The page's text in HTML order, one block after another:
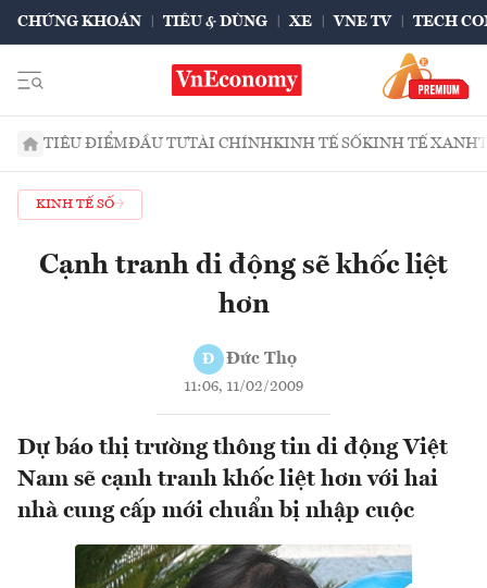
CHỨNG KHOÁN TIÊU & DÙNG XE VNE TV TECH
TIÊU ĐIỂMĐẦU TƯTÀI CHÍNHKINH TẾ SỐKINH TẾ XANH
KINH TẾ SỐ
Cạnh tranh di động sẽ khốc liệt
hơn
Đ Đức Thọ
11:06, 11/02/2009
Dự báo thị trường thông tin di động Việt
Nam sẽ cạnh tranh khốc liệt hơn với hai
nhà cung cấp mới chuẩn bị nhập cuộc